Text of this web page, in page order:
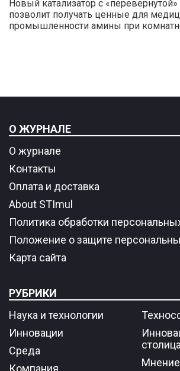
Новый катализатор с «перевернутой»
позволит получать ценные для
промышленности амины при
О ЖУРНАЛЕ
О журнале
Контакты
Оплата и доставка
About STImul
Политика обработки
Положение о защите
Карта сайта
РУБРИКИ
Наука и технологии
Инновации
Среда
Компания
столица
Мнение